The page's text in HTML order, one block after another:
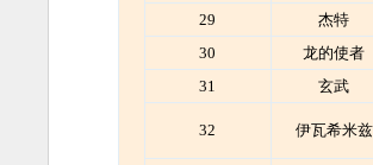
29
杰特
30
龙的使者
31
玄武
32 伊瓦希米兹